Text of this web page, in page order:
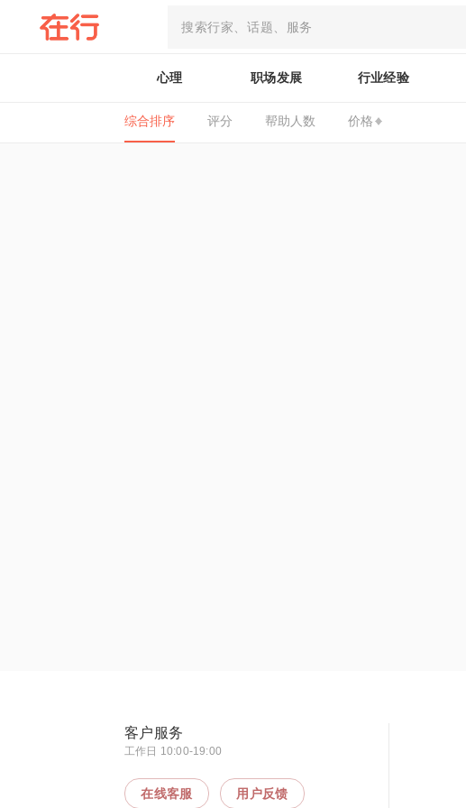
心理 职场发展 行业经验
综合排序 评分 帮助人数 价格
客户服务
工作日 10:00-19:00
在线客服 用户反馈